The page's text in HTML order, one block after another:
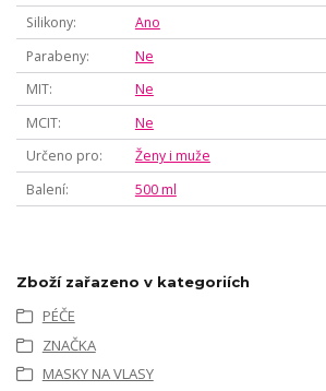
Silikony
Ano
Parabeny
Ne
MIT
Ne
MCIT
Ne
Určeno pro
Ženy i muže
Balení
500 ml
Zboží zařazeno v kategoriích
PÉČE
ZNAČKA
MASKY NA VLASY